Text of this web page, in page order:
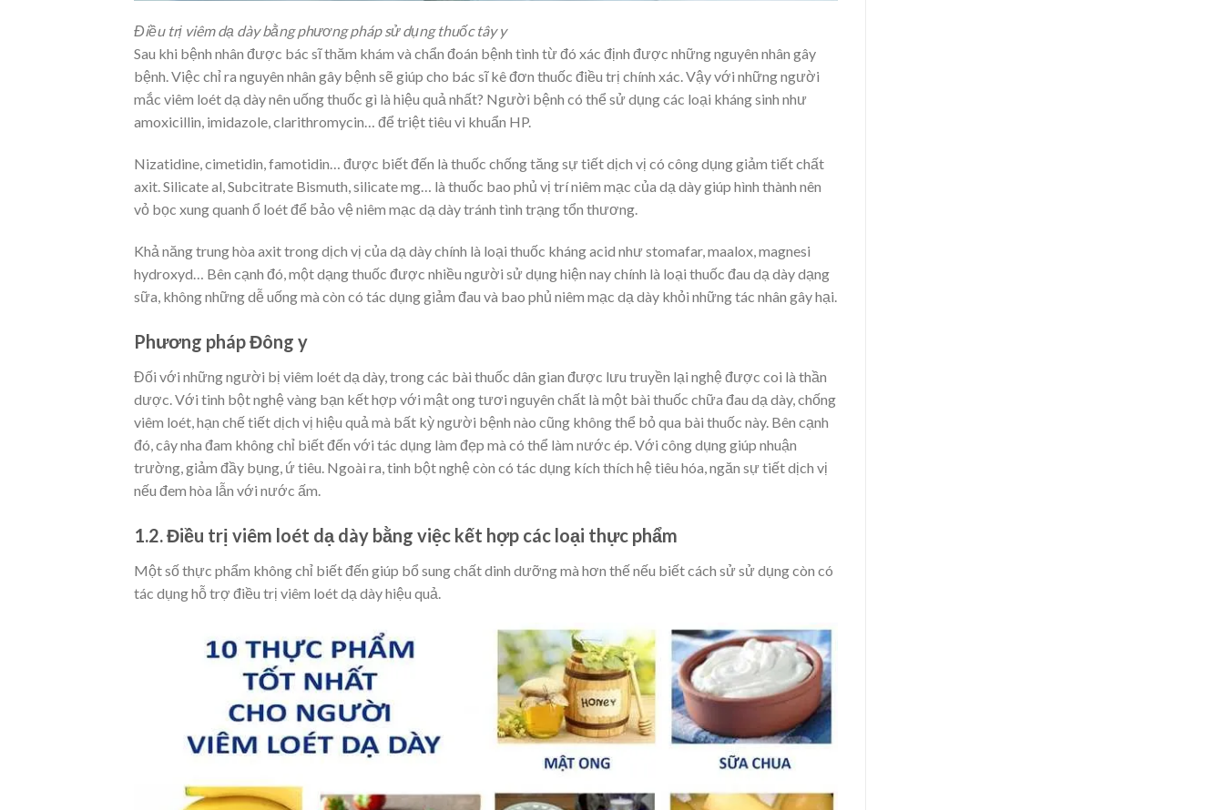
Điều trị viêm dạ dày bằng phương pháp sử dụng thuốc tây y
Sau khi bệnh nhân được bác sĩ thăm khám và chẩn đoán bệnh tình từ đó xác định được những nguyên nhân gây
bệnh. Việc chỉ ra nguyên nhân gây bệnh sẽ giúp cho bác sĩ kê đơn thuốc điều trị chính xác. Vậy với những người
mắc viêm loét dạ dày nên uống thuốc gì là hiệu quả nhất? Người bệnh có thể sử dụng các loại kháng sinh như
amoxicillin, imidazole, clarithromycin… để triệt tiêu vi khuẩn HP.
Nizatidine, cimetidin, famotidin… được biết đến là thuốc chống tăng sự tiết dịch vị có công dụng giảm tiết chất
axit. Silicate al, Subcitrate Bismuth, silicate mg… là thuốc bao phủ vị trí niêm mạc của dạ dày giúp hình thành nên
vỏ bọc xung quanh ổ loét để bảo vệ niêm mạc dạ dày tránh tình trạng tổn thương.
Khả năng trung hòa axit trong dịch vị của dạ dày chính là loại thuốc kháng acid như stomafar, maalox, magnesi
hydroxyd… Bên cạnh đó, một dạng thuốc được nhiều người sử dụng hiện nay chính là loại thuốc đau dạ dày dạng
sữa, không những dễ uống mà còn có tác dụng giảm đau và bao phủ niêm mạc dạ dày khỏi những tác nhân gây hại.
Phương pháp Đông y
Đối với những người bị viêm loét dạ dày, trong các bài thuốc dân gian được lưu truyền lại nghệ được coi là thần
dược. Với tinh bột nghệ vàng bạn kết hợp với mật ong tươi nguyên chất là một bài thuốc chữa đau dạ dày, chống
viêm loét, hạn chế tiết dịch vị hiệu quả mà bất kỳ người bệnh nào cũng không thể bỏ qua bài thuốc này. Bên cạnh
đó, cây nha đam không chỉ biết đến với tác dụng làm đẹp mà có thể làm nước ép. Với công dụng giúp nhuận
trường, giảm đầy bụng, ứ tiêu. Ngoài ra, tinh bột nghệ còn có tác dụng kích thích hệ tiêu hóa, ngăn sự tiết dịch vị
nếu đem hòa lẫn với nước ấm.
1.2. Điều trị viêm loét dạ dày bằng việc kết hợp các loại thực phẩm
Một số thực phẩm không chỉ biết đến giúp bổ sung chất dinh dưỡng mà hơn thế nếu biết cách sử sử dụng còn có
tác dụng hỗ trợ điều trị viêm loét dạ dày hiệu quả.